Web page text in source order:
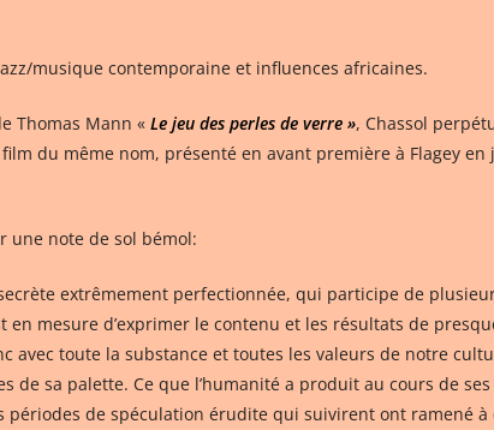
musique contemporaine et influences africaines.
Thomas Mann « Le jeu des perles de verre », Chassol
du même nom, présenté en avant première à Flagey en
une note de sol bémol:
extrêmement perfectionnée, qui participe de
mesure d’exprimer le contenu et les résultats de
avec toute la substance et toutes les valeurs de notre
sa palette. Ce que l’humanité a produit au cours de
de spéculation érudite qui suivirent ont ramené à